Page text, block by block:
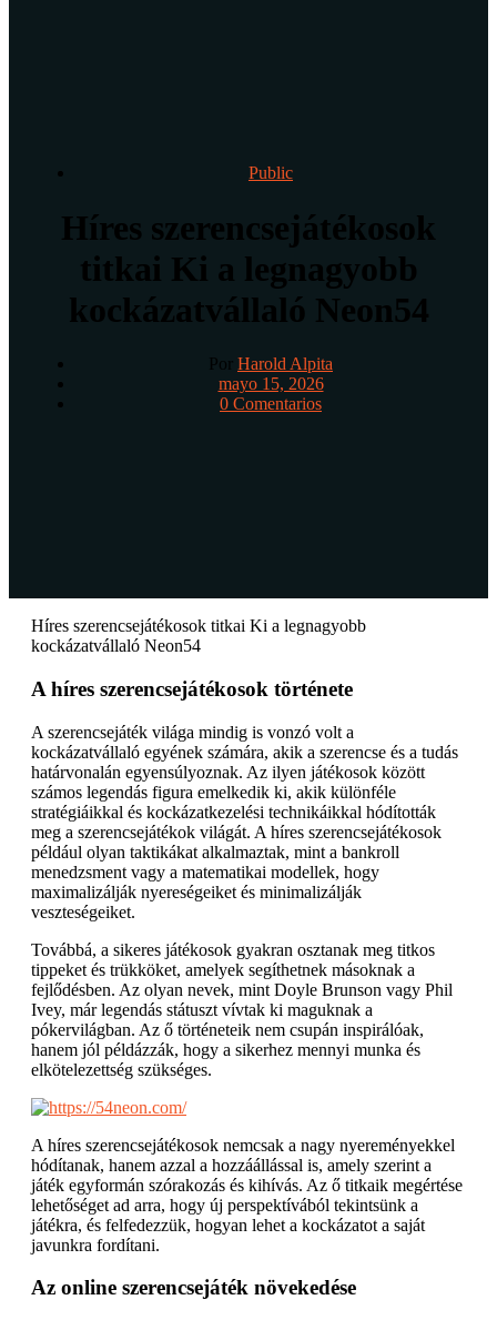
Public
Híres szerencsejátékosok
titkai Ki a legnagyobb
kockázatvállaló Neon54
Por Harold Alpita
mayo 15, 2026
0 Comentarios
Híres szerencsejátékosok titkai Ki a legnagyobb
kockázatvállaló Neon54
A híres szerencsejátékosok története
A szerencsejáték világa mindig is vonzó volt a
kockázatvállaló egyének számára, akik a szerencse és a tudás
határvonalán egyensúlyoznak. Az ilyen játékosok között
számos legendás figura emelkedik ki, akik különféle
stratégiáikkal és kockázatkezelési technikáikkal hódították
meg a szerencsejátékok világát. A híres szerencsejátékosok
például olyan taktikákat alkalmaztak, mint a bankroll
menedzsment vagy a matematikai modellek, hogy
maximalizálják nyereségeiket és minimalizálják
veszteségeiket.
Továbbá, a sikeres játékosok gyakran osztanak meg titkos
tippeket és trükköket, amelyek segíthetnek másoknak a
fejlődésben. Az olyan nevek, mint Doyle Brunson vagy Phil
Ivey, már legendás státuszt vívtak ki maguknak a
pókervilágban. Az ő történeteik nem csupán inspirálóak,
hanem jól példázzák, hogy a sikerhez mennyi munka és
elkötelezettség szükséges.
A híres szerencsejátékosok nemcsak a nagy nyereményekkel
hódítanak, hanem azzal a hozzáállással is, amely szerint a
játék egyformán szórakozás és kihívás. Az ő titkaik megértése
lehetőséget ad arra, hogy új perspektívából tekintsünk a
játékra, és felfedezzük, hogyan lehet a kockázatot a saját
javunkra fordítani.
Az online szerencsejáték növekedése